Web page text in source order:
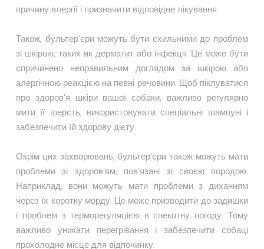
причину алергії і призначити відповідне лікування.
Також, бультер'єри можуть бути схильними до проблем
зі шкірою, таких як дерматит або інфекції. Це може бути
спричинено неправильним доглядом за шкірою або
алергічною реакцією на певні речовини. Щоб піклуватися
про здоров'я шкіри вашої собаки, важливо регулярно
мити її шерсть, використовувати спеціальні шампуні і
забезпечити їй здорову дієту.
Окрім цих захворювань, бультер'єри також можуть мати
проблеми зі здоров'ям, пов'язані зі своєю породою.
Наприклад, вони можуть мати проблеми з диханням
через їх коротку морду. Це може призводити до задишки
і проблем з терморегуляцією в спекотну погоду. Тому
важливо уникати перегрівання і забезпечити собаці
прохолодне місце для відпочинку.